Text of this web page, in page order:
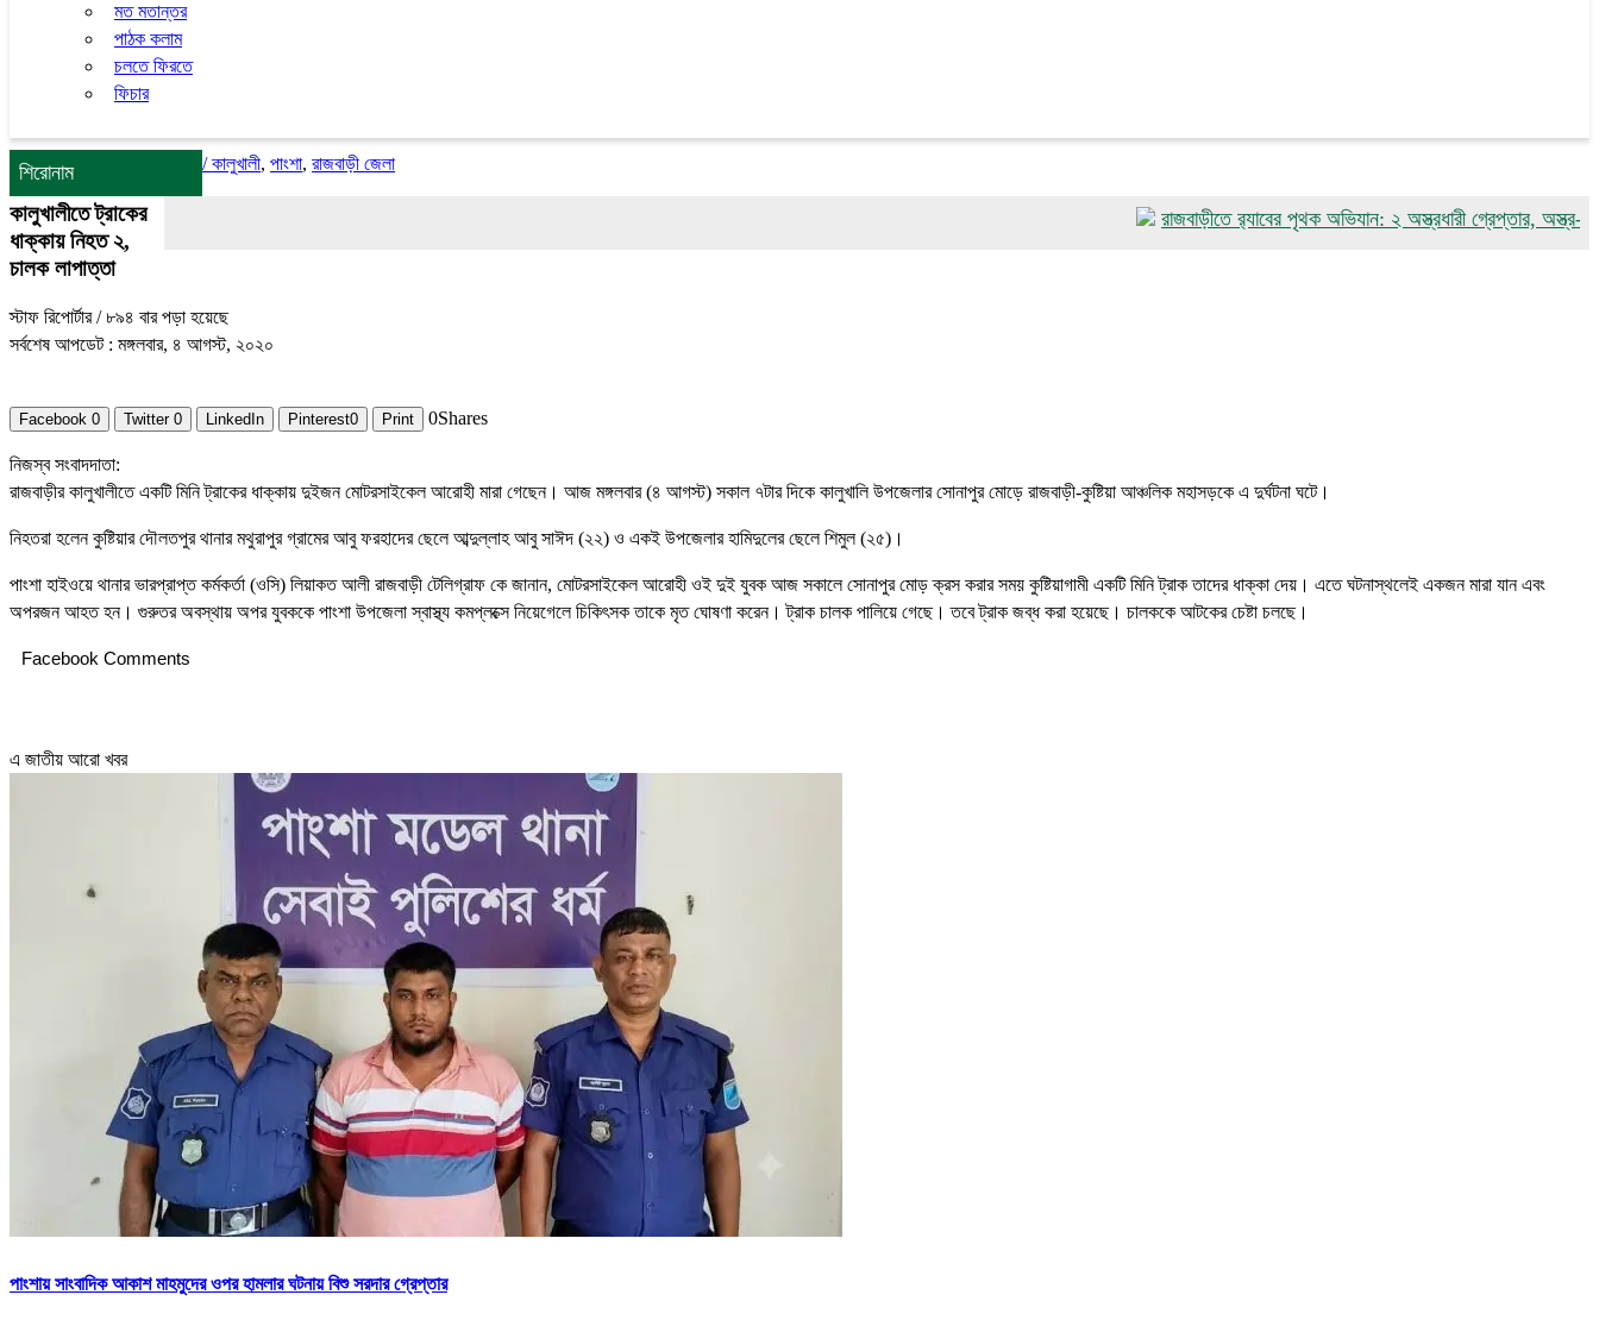
মত মতান্তর
পাঠক কলাম
চলতে ফিরতে
ফিচার
শিরোনাম
রাজবাড়ীতে র‌্যাবের পৃথক অভিযান: ২ অস্ত্রধারী গ্রেপ্তার, অস্ত্র-কার্তুজ উদ্ধার
/কালুখালী,পাংশা,রাজবাড়ী জেলা
কালুখালীতে ট্রাকের
ধাক্কায় নিহত ২,
চালক লাপাত্তা
স্টাফ রিপোর্টার/ ৮৯৪ বার পড়া হয়েছে
সর্বশেষ আপডেট : মঙ্গলবার, ৪ আগস্ট, ২০২০
Facebook 0 Twitter 0 LinkedIn Pinterest0 Print 0Shares
নিজস্ব সংবাদদাতা:
রাজবাড়ীর কালুখালীতে একটি মিনি ট্রাকের ধাক্কায় দুইজন মোটরসাইকেল আরোহী মারা গেছেন। আজ মঙ্গলবার (৪ আগস্ট) সকাল ৭টার দিকে কালুখালি উপজেলার সোনাপুর মোড়ে রাজবাড়ী-কুষ্টিয়া আঞ্চলিক মহাসড়কে এ দুর্ঘটনা ঘটে।
নিহতরা হলেন কুষ্টিয়ার দৌলতপুর থানার মথুরাপুর গ্রামের আবু ফরহাদের ছেলে আব্দুল্লাহ আবু সাঈদ (২২) ও একই উপজেলার হামিদুলের ছেলে শিমুল (২৫)।
পাংশা হাইওয়ে থানার ভারপ্রাপ্ত কর্মকর্তা (ওসি) লিয়াকত আলী রাজবাড়ী টেলিগ্রাফ কে জানান, মোটরসাইকেল আরোহী ওই দুই যুবক আজ সকালে সোনাপুর মোড় ক্রস করার সময় কুষ্টিয়াগামী একটি মিনি ট্রাক তাদের ধাক্কা দেয়। এতে ঘটনাস্থলেই একজন মারা যান এবং
অপরজন আহত হন। গুরুতর অবস্থায় অপর যুবককে পাংশা উপজেলা স্বাস্থ্য কমপ্লক্সে নিয়েগেলে চিকিৎসক তাকে মৃত ঘোষণা করেন। ট্রাক চালক পালিয়ে গেছে। তবে ট্রাক জব্ধ করা হয়েছে। চালককে আটকের চেষ্টা চলছে।
Facebook Comments
এ জাতীয় আরো খবর
পাংশায় সাংবাদিক আকাশ মাহমুদের ওপর হামলার ঘটনায় বিশু সরদার গ্রেপ্তার